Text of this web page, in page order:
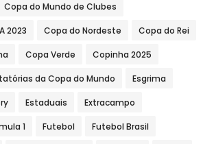
Copa do Mundo de Clubes
2023 Copa do Nordeste Copa do Rei
Copa Verde Copinha 2025
da Copa do Mundo Esgrima
Estaduais Extracampo
1 Futebol Futebol Brasil